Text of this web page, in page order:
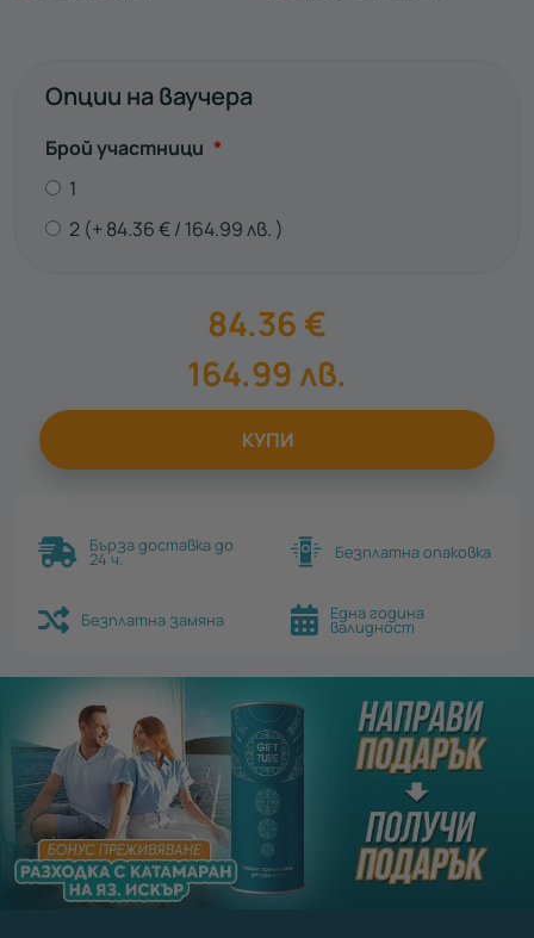
Опции на ваучера
Брой участници Задължително
*
1
2
84.36€ 164.99лв.
84.36 €
164.99лв.
КУПИ
Бърза доставка до
24 ч. Безплатна опаковка
Безплатна замяна Една година
валидност